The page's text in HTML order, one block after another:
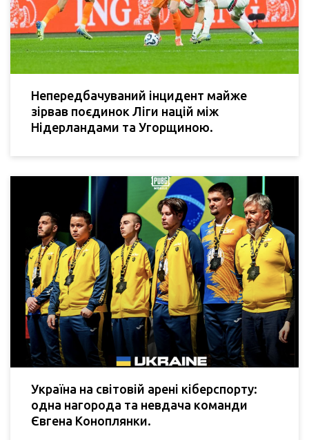
Непередбачуваний інцидент майже
зірвав поєдинок Ліги націй між
Нідерландами та Угорщиною.
Україна на світовій арені кіберспорту:
одна нагорода та невдача команди
Євгена Коноплянки.